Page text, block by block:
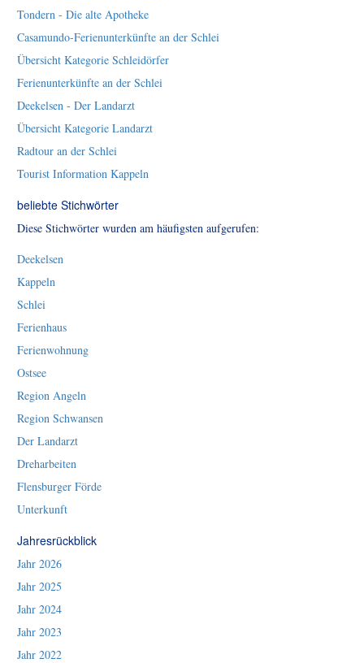
Tondern - Die alte Apotheke
Casamundo-Ferienunterkünfte an der Schlei
Übersicht Kategorie Schleidörfer
Ferienunterkünfte an der Schlei
Deekelsen - Der Landarzt
Übersicht Kategorie Landarzt
Radtour an der Schlei
Tourist Information Kappeln
beliebte Stichwörter
Diese Stichwörter wurden am häufigsten aufgerufen:
Deekelsen
Kappeln
Schlei
Ferienhaus
Ferienwohnung
Ostsee
Region Angeln
Region Schwansen
Der Landarzt
Dreharbeiten
Flensburger Förde
Unterkunft
Jahresrückblick
Jahr 2026
Jahr 2025
Jahr 2024
Jahr 2023
Jahr 2022